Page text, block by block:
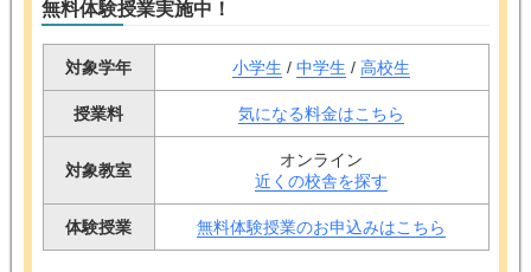
無料体験授業実施中！
対象学年 小学生 / 中学生 / 高校生
授業料 気になる料金はこちら
対象教室
オンライン
近くの校舎を探す
体験授業 無料体験授業のお申込みはこちら